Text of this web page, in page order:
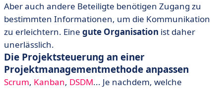
Aber auch andere Beteiligte benötigen Zugang zu
bestimmten Informationen, um die Kommunikation
zu erleichtern. Eine gute Organisation ist daher
unerlässlich.
Die Projektsteuerung an einer
Projektmanagementmethode anpassen
Scrum, Kanban, DSDM... Je nachdem, welche